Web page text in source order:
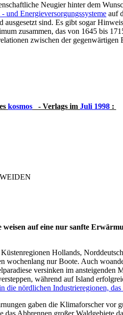
Neugier hinter dem
und Energieversorgungssysteme auf
ausgesetzt sind. Es gibt sogar
zusammen, das von 1645 bis
zwischen der
kosmos - Verlags im Juli 1998 :
weisen auf eine nur sanfte
Hollands,
wochenlang nur Boote. Auch
versinken im
während auf Island
die nördlichen Industrieregionen, das
gaben die Klimaforscher vor